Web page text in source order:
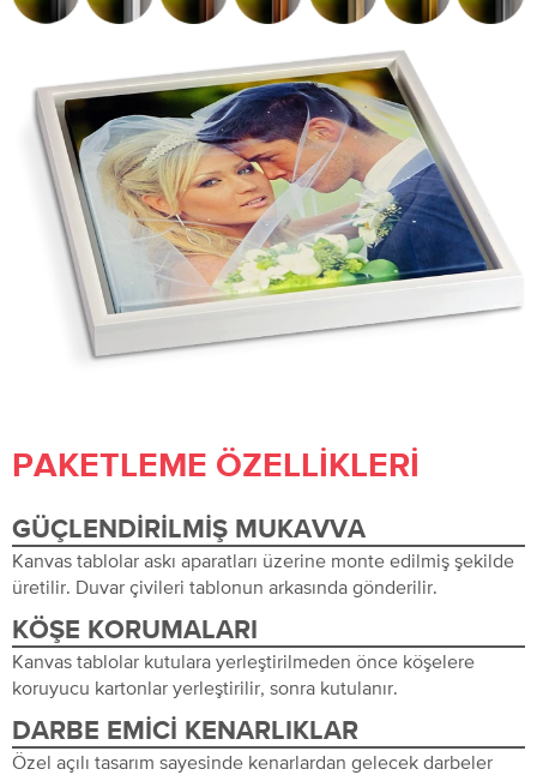
PAKETLEME ÖZELLIKLERI
GÜÇLENDIRILMIŞ MUKAVVA
Kanvas tablolar askı aparatları üzerine monte edilmiş şekilde
üretilir. Duvar çivileri tablonun arkasında gönderilir.
KÖŞE KORUMALARI
Kanvas tablolar kutulara yerleştirilmeden önce köşelere
koruyucu kartonlar yerleştirilir, sonra kutulanır.
DARBE EMICI KENARLIKLAR
Özel açılı tasarım sayesinde kenarlardan gelecek darbeler